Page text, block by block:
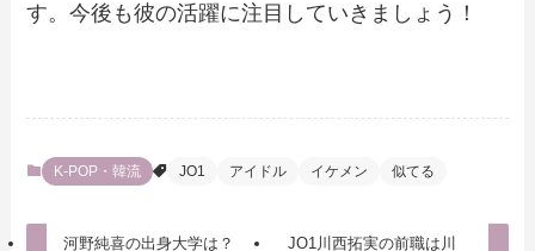
す。今後も彼の活躍に注目していきましょう！
K-POP・韓流 JO1 アイドル イケメン 似てる
河野純喜の出身大学は？
JO1川西拓実の前職は川